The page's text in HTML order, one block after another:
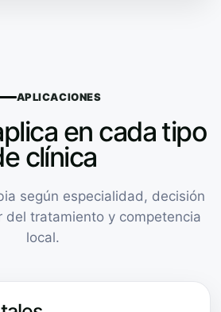
APLICACIONES
en cada tipo
clínica
según especialidad, decisión
del tratamiento y competencia
local.